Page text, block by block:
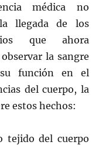
médica no
llegada de los
que ahora
la sangre
función en el
del cuerpo, la
estos hechos:
tejido del cuerpo